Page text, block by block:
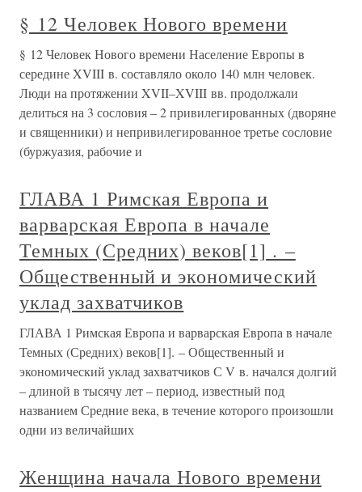
§ 12 Человек Нового времени
§ 12 Человек Нового времени Население Европы в
середине XVIII в. составляло около 140 млн человек.
Люди на протяжении XVII–XVIII вв. продолжали
делиться на 3 сословия – 2 привилегированных (дворяне
и священники) и непривилегированное третье сословие
(буржуазия, рабочие и
ГЛАВА 1 Римская Европа и
варварская Европа в начале
Темных (Средних) веков[1] . –
Общественный и экономический
уклад захватчиков
ГЛАВА 1 Римская Европа и варварская Европа в начале
Темных (Средних) веков[1]. – Общественный и
экономический уклад захватчиков С V в. начался долгий
– длиной в тысячу лет – период, известный под
названием Средние века, в течение которого произошли
одни из величайших
Женщина начала Нового времени